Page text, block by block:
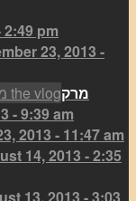
2:49 pm
23, 2013 -
מרק
- 9:39 am
2013 - 11:47 am
14, 2013 - 2:35